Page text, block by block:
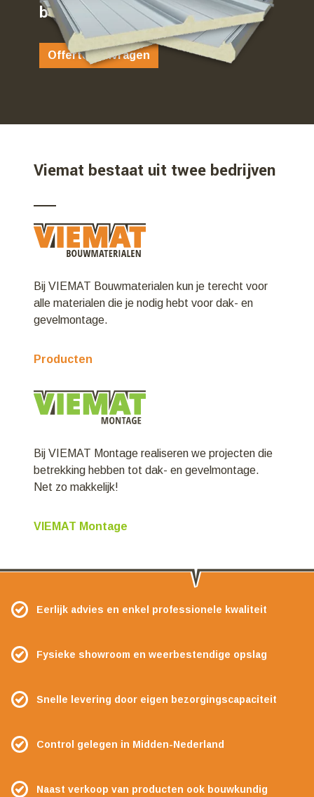
bent…
Offerte aanvragen
Viemat bestaat uit twee bedrijven
Bij VIEMAT Bouwmaterialen kun je terecht voor
alle materialen die je nodig hebt voor dak- en
gevelmontage.
Producten
Bij VIEMAT Montage realiseren we projecten die
betrekking hebben tot dak- en gevelmontage.
Net zo makkelijk!
VIEMAT Montage
Eerlijk advies en enkel professionele kwaliteit
Fysieke showroom en weerbestendige opslag
Snelle levering door eigen bezorgingscapaciteit
Control gelegen in Midden-Nederland
Naast verkoop van producten ook bouwkundig